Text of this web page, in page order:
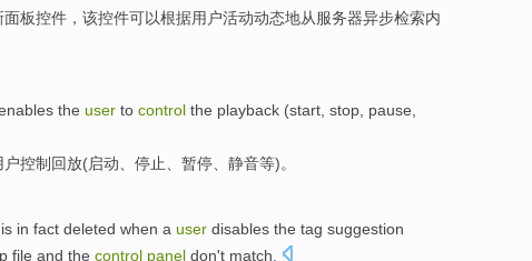
面板控件 ，该控件可以根据用户活动动态地从服务器异步检索内
the user to control the playback (start stop pause
户控制 回放(启动 停止 暂停 静音等)。
is in fact deleted when a user disables the tag suggestion
file and the control panel don't match